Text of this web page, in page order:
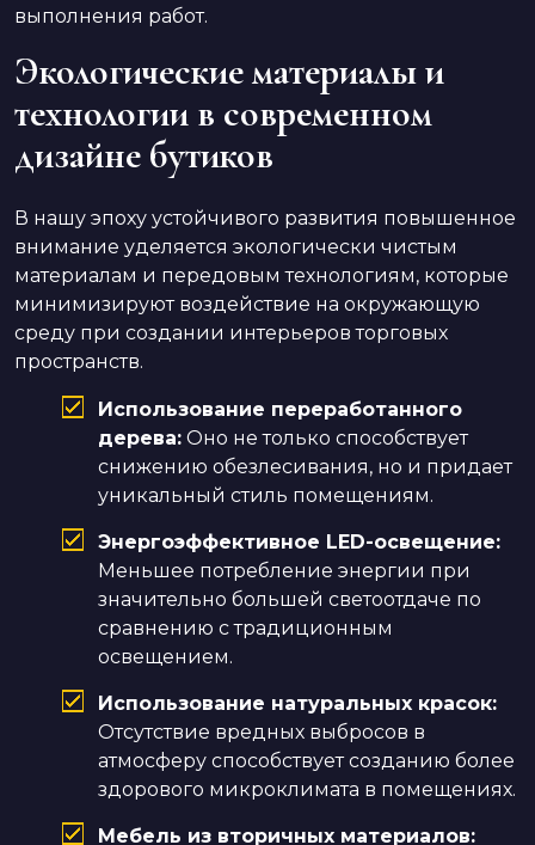
выполнения работ.
Экологические материалы и
технологии в современном
дизайне бутиков
В нашу эпоху устойчивого развития повышенное
внимание уделяется экологически чистым
материалам и передовым технологиям, которые
минимизируют воздействие на окружающую
среду при создании интерьеров торговых
пространств.
Использование переработанного
дерева: Оно не только способствует
снижению обезлесивания, но и придает
уникальный стиль помещениям.
Энергоэффективное LED-освещение:
Меньшее потребление энергии при
значительно большей светоотдаче по
сравнению с традиционным
освещением.
Использование натуральных красок:
Отсутствие вредных выбросов в
атмосферу способствует созданию более
здорового микроклимата в помещениях.
Мебель из вторичных материалов: